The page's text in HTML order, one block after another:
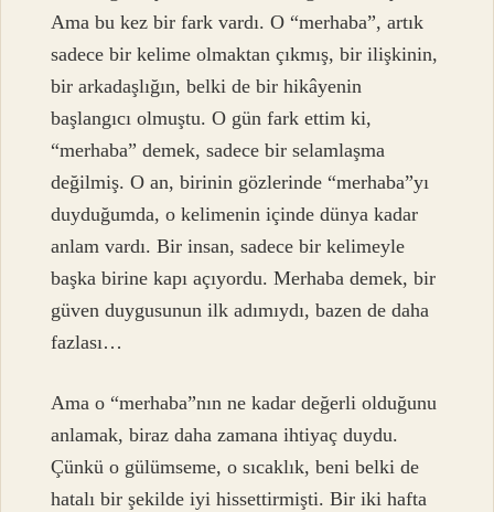
Ama bu kez bir fark vardı. O “merhaba”, artık
sadece bir kelime olmaktan çıkmış, bir ilişkinin,
bir arkadaşlığın, belki de bir hikâyenin
başlangıcı olmuştu. O gün fark ettim ki,
“merhaba” demek, sadece bir selamlaşma
değilmiş. O an, birinin gözlerinde “merhaba”yı
duyduğumda, o kelimenin içinde dünya kadar
anlam vardı. Bir insan, sadece bir kelimeyle
başka birine kapı açıyordu. Merhaba demek, bir
güven duygusunun ilk adımıydı, bazen de daha
fazlası…
Ama o “merhaba”nın ne kadar değerli olduğunu
anlamak, biraz daha zamana ihtiyaç duydu.
Çünkü o gülümseme, o sıcaklık, beni belki de
hatalı bir şekilde iyi hissettirmişti. Bir iki hafta